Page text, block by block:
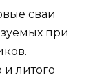
сваи
при
и литого